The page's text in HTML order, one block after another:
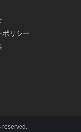
ポリシー
reserved.